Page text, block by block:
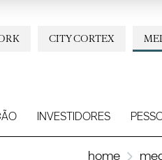
CITY CORTEX
INVESTIDORES
home